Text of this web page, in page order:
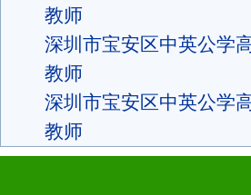
教师
深圳市宝安区中英公学
教师
深圳市宝安区中英公学
教师